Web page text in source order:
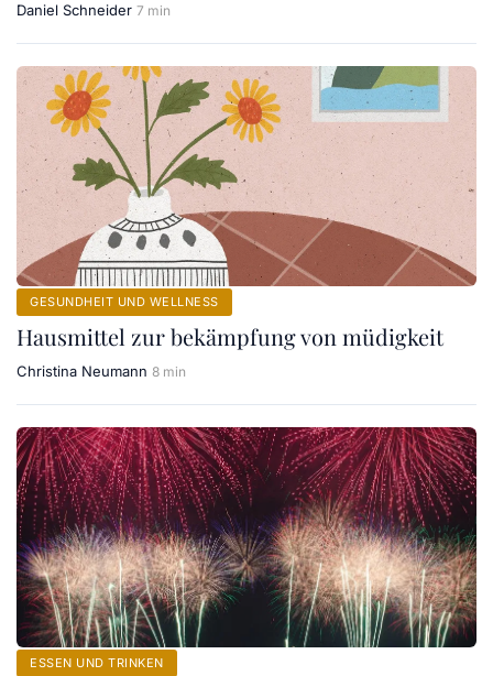
Daniel Schneider 7 min
GESUNDHEIT UND WELLNESS
Hausmittel zur bekämpfung von müdigkeit
Christina Neumann 8 min
ESSEN UND TRINKEN